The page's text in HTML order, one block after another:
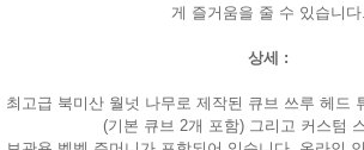
게 즐거움을 줄 수 있습니다.
상세 :
최고급 북미산 월넛 나무로 제작된 큐브 쓰루 헤드
(기본 큐브 2개 포함) 그리고 커스텀